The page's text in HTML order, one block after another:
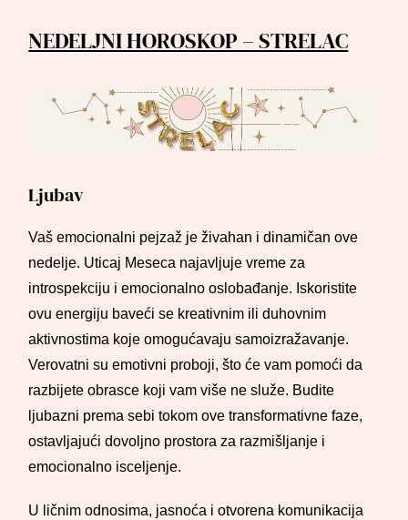
NEDELJNI HOROSKOP – STRELAC
Ljubav
Vaš emocionalni pejzaž je živahan i dinamičan ove
nedelje. Uticaj Meseca najavljuje vreme za
introspekciju i emocionalno oslobađanje. Iskoristite
ovu energiju baveći se kreativnim ili duhovnim
aktivnostima koje omogućavaju samoizražavanje.
Verovatni su emotivni proboji, što će vam pomoći da
razbijete obrasce koji vam više ne služe. Budite
ljubazni prema sebi tokom ove transformativne faze,
ostavljajući dovoljno prostora za razmišljanje i
emocionalno isceljenje.
U ličnim odnosima, jasnoća i otvorena komunikacija